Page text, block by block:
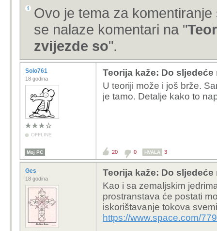
Ovo je tema za
se nalaze komentari na "
zvijezde so".
Solo761
18 godina
OFFLINE
Teorija kaže: Do
U teoriji može i još brže.
je tamo. Detalje kako to
Moj PC 20 0 HVALA 3
Ges
18 godina
Teorija kaže: Do
Kao i sa zemaljskim
prostranstava će postati
iskorištavanje tokova
https://www.space.com/